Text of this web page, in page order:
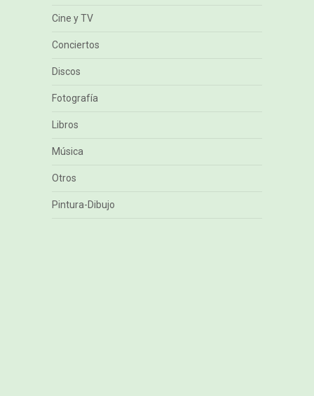
Cine y TV
Conciertos
Discos
Fotografía
Libros
Música
Otros
Pintura-Dibujo